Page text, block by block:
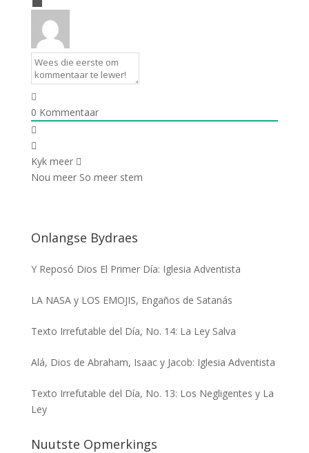
0 Kommentaar
Kyk meer
Nou meer So meer stem
Onlangse Bydraes
Y Reposó Dios El Primer Día: Iglesia Adventista
LA NASA y LOS EMOJIS, Engaños de Satanás
Texto Irrefutable del Día, No. 14: La Ley Salva
Alá, Dios de Abraham, Isaac y Jacob: Iglesia Adventista
Texto Irrefutable del Día, No. 13: Los Negligentes y La
Ley
Nuutste Opmerkings